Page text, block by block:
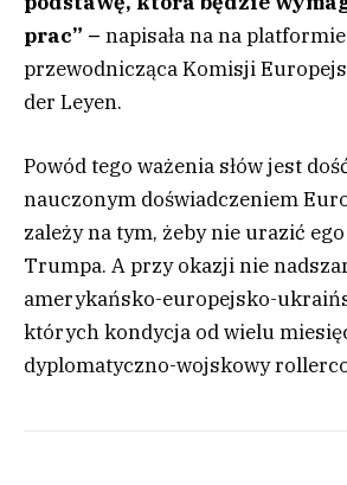
prac” – napisała na na
przewodnicząca Komisji
der Leyen.
Powód tego ważenia słów jest
nauczonym doświadczeniem
zależy na tym, żeby nie urazić
Trumpa. A przy okazji nie
amerykańsko-europejsko-
których kondycja od wielu
dyplomatyczno-wojskowy